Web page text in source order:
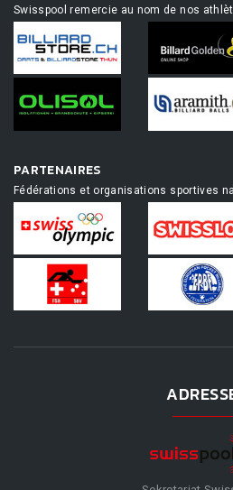
Swisspool remercie au nom de nos
PARTENAIRES
Fédérations et organisations sportives